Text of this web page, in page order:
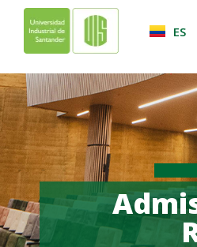
ES